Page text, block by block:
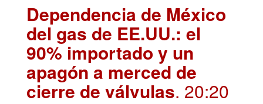
Dependencia de México
del gas de EE.UU.: el
90% importado y un
apagón a merced de
cierre de válvulas. 20:20